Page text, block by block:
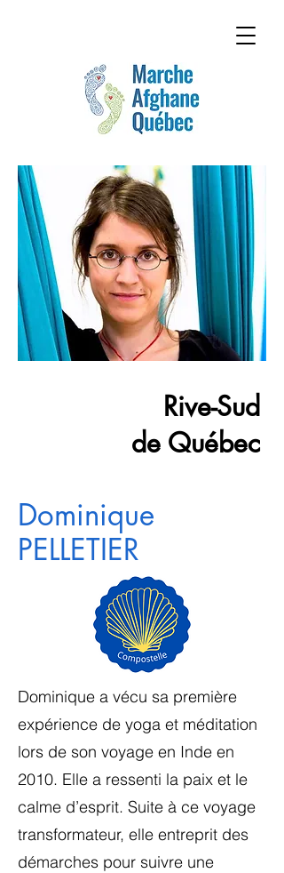
Rive-Sud
de Québec
Dominique
PELLETIER
Dominique a vécu sa première
expérience de yoga et méditation
lors de son voyage en Inde en
2010. Elle a ressenti la paix et le
calme d’esprit. Suite à ce voyage
transformateur, elle entreprit des
démarches pour suivre une